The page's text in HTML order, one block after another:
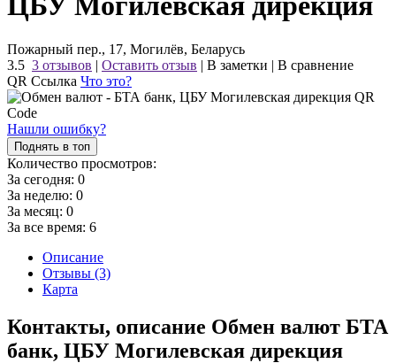
Пожарный пер., 17, Могилёв, Беларусь
3.5 3 отзывов | Оставить отзыв | В заметки | В сравнение
QR Ссылка Что это?
Нашли ошибку?
Поднять в топ
Количество просмотров:
За сегодня: 0
За неделю: 0
За месяц: 0
За все время: 6
Описание
Отзывы (3)
Карта
Контакты, описание Обмен валют БТА
банк, ЦБУ Могилевская дирекция